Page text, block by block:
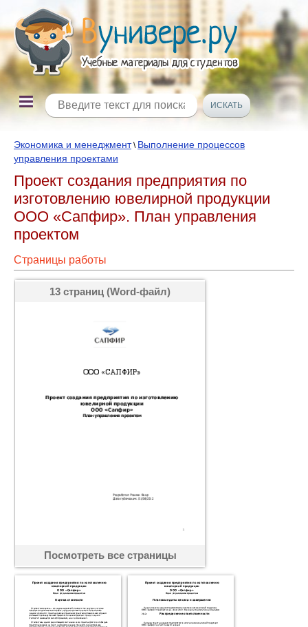
Экономика и менеджмент\ Выполнение процессов
управления проектами
Проект создания предприятия по
изготовлению ювелирной продукции
ООО «Сапфир». План управления
проектом
Страницы работы
13 страниц (Word-файл)
Посмотреть все страницы